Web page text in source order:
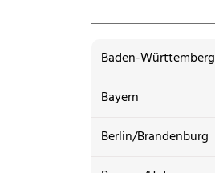
Baden-Württemberg
Bayern
Berlin/Brandenburg